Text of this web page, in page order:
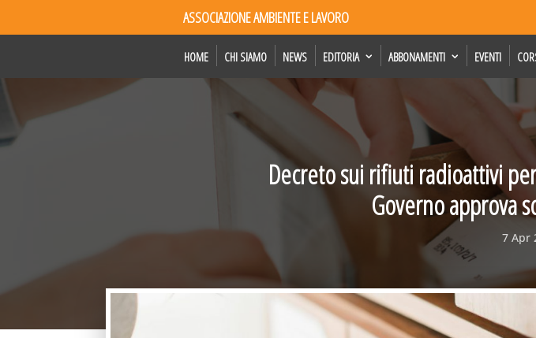
ASSOCIAZIONE AMBIENTE E LAVORO
HOME CHI SIAMO NEWS EDITORIA ABBONAMENTI EVENTI
Decreto sui rifiuti radioattivi
Governo approva
7 Apr